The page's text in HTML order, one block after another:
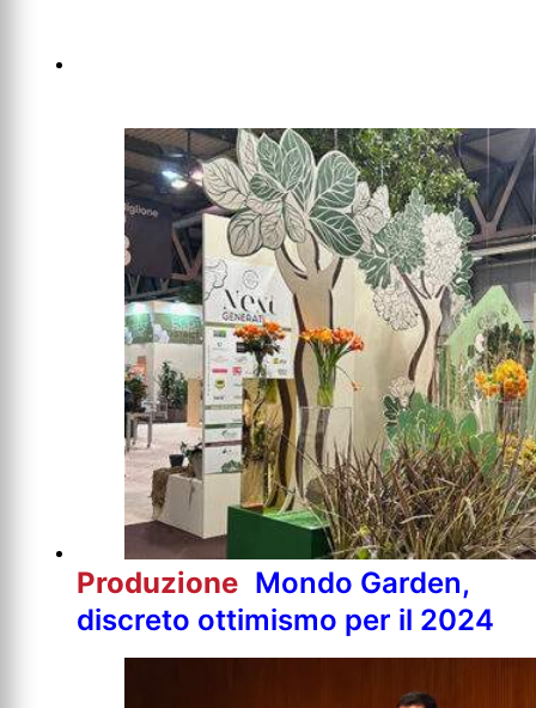
Produzione Mondo Garden,
discreto ottimismo per il 2024